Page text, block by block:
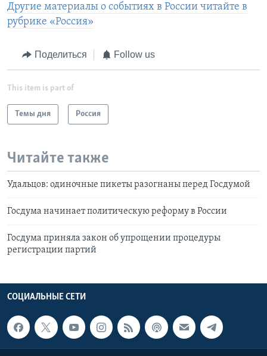
Другие материалы о событиях в России читайте в
рубрике «Россия»
Поделиться Follow us
This item is part of
Темы дня Россия
Читайте также
Удальцов: одиночные пикеты разогнаны перед Госдумой
Госдума начинает политическую реформу в России
Госдума приняла закон об упрощении процедуры
регистрации партий
СОЦИАЛЬНЫЕ СЕТИ